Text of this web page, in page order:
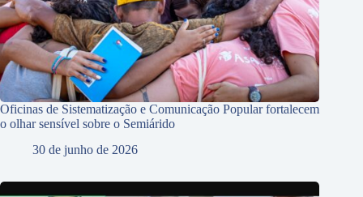
Oficinas de Sistematização e Comunicação Popular fortalecem
o olhar sensível sobre o Semiárido
30 de junho de 2026